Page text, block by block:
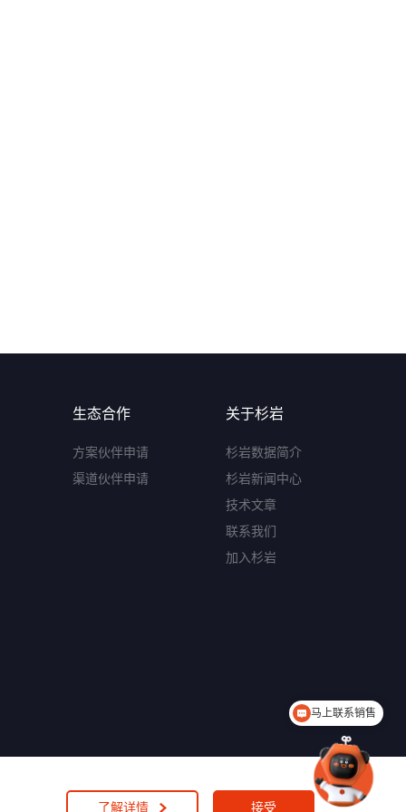
了解详情 接受
生态合作
方案伙伴申请
渠道伙伴申请
关于杉岩
杉岩数据简介
杉岩新闻中心
技术文章
联系我们
加入杉岩
马上联系销售